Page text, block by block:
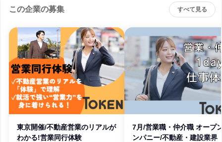
この企業の募集 すべて見る
東京開催/不動産営業のリアルが
わかる!営業同行体験
7月/営業職・仲介職 オープ
ンパニー/不動産・建設業界